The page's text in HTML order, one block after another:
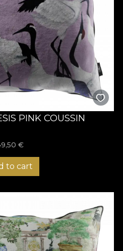
PINK COUSSIN
€
to cart